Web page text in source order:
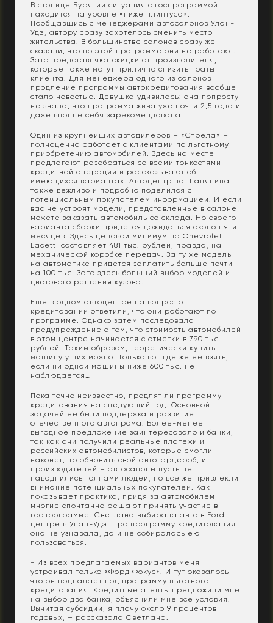
В столице Бурятии ситуация с госпрограммой
находится на уровне «ниже плинтуса».
Пообщавшись с менеджерами автосалонов Улан-
Удэ, автору сразу захотелось сменить место
жительства. В большинстве салонов сразу же
сказали, что по этой программе они не работают.
Зато представляют скидки от производителя,
которые также могут прилично снизить траты
клиента. Для менеджера одного из салонов
продление программы автокредитования вообще
стало новостью. Девушка удивилась: она попросту
не знала, что программа жива уже почти 2,5 года и
даже вполне себя зарекомендовала.
Один из крупнейших автодилеров – «Стрела» –
полноценно работает с клиентами по льготному
приобретению автомобилей. Здесь на месте
предлагают разобраться со всеми тонкостями
кредитной операции и рассказывают об
имеющихся вариантах. Автоцентр на Шаляпина
также вежливо и подробно поделился с
потенциальным покупателем информацией. И если
вас не устроят модели, представленные в салоне,
можете заказать автомобиль со склада. Но своего
варианта сборки придется дожидаться около пяти
месяцев. Здесь ценовой минимум на Chevrolet
Lacetti составляет 481 тыс. рублей, правда, на
механической коробке передач. За ту же модель
на автоматике придется заплатить больше почти
на 100 тыс. Зато здесь больший выбор моделей и
цветового решения кузова.
Еще в одном автоцентре на вопрос о
кредитовании ответили, что они работают по
программе. Однако затем последовало
предупреждение о том, что стоимость автомобилей
в этом центре начинается с отметки в 790 тыс.
рублей. Таким образом, теоретически купить
машину у них можно. Только вот где же ее взять,
если ни одной машины ниже 600 тыс. не
наблюдается…
Пока точно неизвестно, продлят ли программу
кредитования на следующий год. Основной
задачей ее были поддержка и развитие
отечественного автопрома. Более-менее
выгодное предложение заинтересовало и банки,
так как они получили реальные платежи и
российских автомобилистов, которые смогли
наконец-то обновить свой автогардероб, и
производителей – автосалоны пусть не
наводнились толпами людей, но все же привлекли
внимание потенциальных покупателей. Как
показывает практика, придя за автомобилем,
многие спонтанно решают принять участие в
госпрограмме. Светлана выбирала авто в Ford-
центре в Улан-Удэ. Про программу кредитования
она не узнавала, да и не собиралась ею
пользоваться.
- Из всех предлагаемых вариантов меня
устраивал только «Форд Фокус». И тут оказалось,
что он подпадает под программу льготного
кредитования. Кредитные агенты предложили мне
на выбор два банка, объяснили мне все условия.
Вычитая субсидии, я плачу около 9 процентов
годовых, – рассказала Светлана.